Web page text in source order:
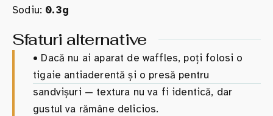
Sodiu: 0.3g
Sfaturi alternative
• Dacă nu ai aparat de waffles, poți folosi o
tigaie antiaderentă și o presă pentru
sandvișuri — textura nu va fi identică, dar
gustul va rămâne delicios.